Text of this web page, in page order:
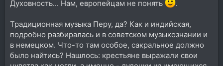
Духовность... Нам, европейцам не понять
.
Традиционная музыка Перу, да? Как и индийская,
подробно разбиралась и в советском музыкознании и
в немецком. Что-то там особое, сакральное должно
было найтись? Нашлось: крестьяне выражали свои